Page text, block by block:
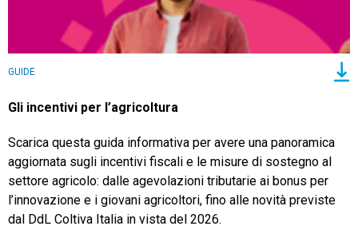
Ecommerce
Email Marketing
Fatturazione
Financial Solutions
HR
Trust Services
GUIDE
Gli incentivi per l’agricoltura
Scarica questa guida informativa per avere una panoramica
aggiornata sugli incentivi fiscali e le misure di sostegno al
settore agricolo: dalle agevolazioni tributarie ai bonus per
l’innovazione e i giovani agricoltori, fino alle novità previste
dal DdL Coltiva Italia in vista del 2026.